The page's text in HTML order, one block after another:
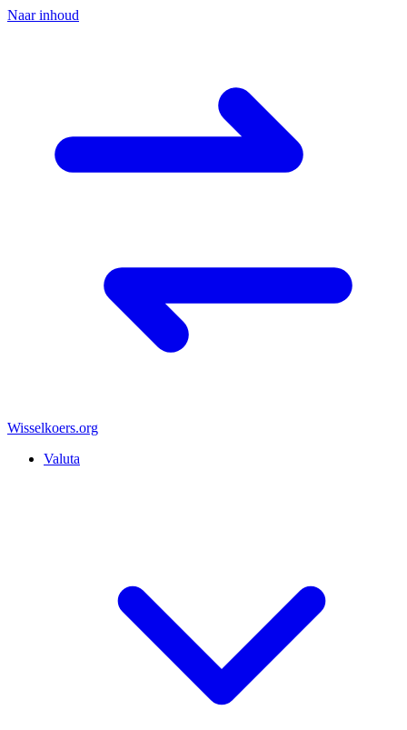
Naar inhoud
Wisselkoers.org
Valuta